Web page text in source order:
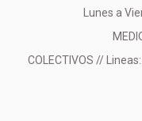
Lunes a
COLECTIVOS //